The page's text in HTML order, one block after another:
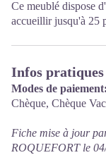
Ce meublé dispose
accueillir jusqu'à 25
Infos pratiques
Modes de paiement:
Chèque, Chèque
Fiche mise à jour
ROQUEFORT le